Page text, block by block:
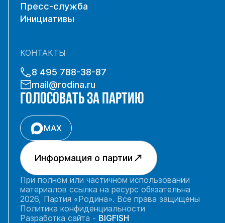
Пресс-служба
Инициативы
КОНТАКТЫ
8 495 788-38-87
mail@rodina.ru
ГОЛОСОВАТЬ ЗА ПАРТИЮ
MAX
Информация о партии
При полном или частичном использовании
материалов ссылка на ресурс обязательна
2026, Партия «Родина». Все права защищены
Политика конфиденциальности
Разработка сайта - BIGFISH